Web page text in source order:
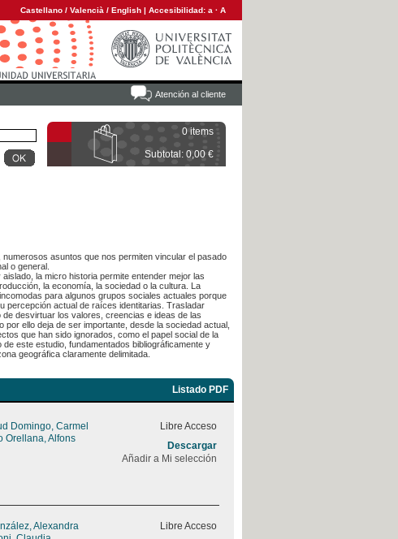
Castellano / Valencià / English | Accesibilidad: a · A
Atención al cliente
0 items
Subtotal: 0,00 €
asuntos que nos permiten vincular el pasado
o general.
la micro historia permite entender mejor las
la economía, la sociedad o la cultura. La
para algunos grupos sociales actuales porque
percepción actual de raíces identitarias. Trasladar
desvirtuar los valores, creencias e ideas de las
ello deja de ser importante, desde la sociedad actual,
que han sido ignorados, como el papel social de la
este estudio, fundamentados bibliográficamente y
geográfica claramente delimitada.
Listado PDF
Domingo, Carmel
Orellana, Alfons
Libre Acceso
Descargar
Añadir a Mi selección
Alexandra
Libre Acceso